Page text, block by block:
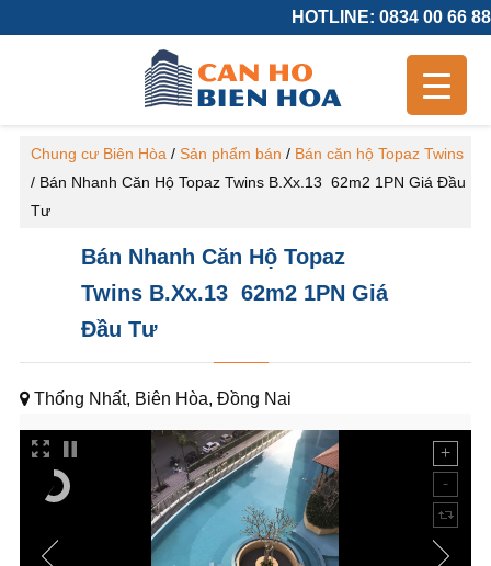
HOTLINE: 0834 00 66 88
Chung cư Biên Hòa / Sản phẩm bán / Bán căn hộ Topaz Twins
/ Bán Nhanh Căn Hộ Topaz Twins B.Xx.13 62m2 1PN Giá Đầu
Tư
Bán Nhanh Căn Hộ Topaz
Twins B.Xx.13 62m2 1PN Giá
Đầu Tư
Thống Nhất, Biên Hòa, Đồng Nai